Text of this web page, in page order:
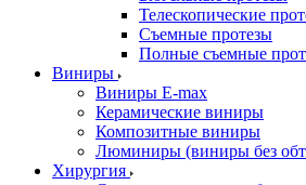
Телескопические
Съемные протезы
Полные съемные
Виниры
Виниры E-max
Керамические виниры
Композитные виниры
Люминиры (виниры без
Хирургия